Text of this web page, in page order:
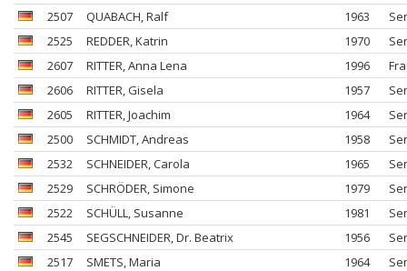
2507
QUABACH, Ralf 1963
2525
REDDER, Katrin 1970
2607
RITTER, Anna Lena 1996
2606
RITTER, Gisela 1957
2605
RITTER, Joachim 1964
2500
SCHMIDT, Andreas 1958
2532
SCHNEIDER, Carola 1965
2529
SCHRÖDER, Simone 1979
2522
SCHÜLL, Susanne 1981
2545
SEGSCHNEIDER, Dr. Beatrix 1956
2517
SMETS, Maria 1964